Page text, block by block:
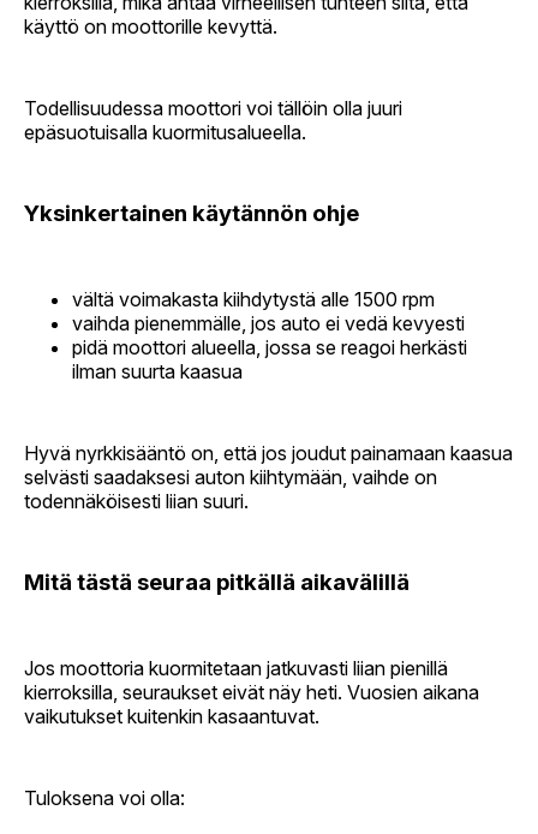
käyttö on moottorille kevyttä.
Todellisuudessa moottori voi tällöin olla juuri
epäsuotuisalla kuormitusalueella.
Yksinkertainen käytännön ohje
vältä voimakasta kiihdytystä alle 1500 rpm
vaihda pienemmälle, jos auto ei vedä kevyesti
pidä moottori alueella, jossa se reagoi herkästi
ilman suurta kaasua
Hyvä nyrkkisääntö on, että jos joudut painamaan kaasua
selvästi saadaksesi auton kiihtymään, vaihde on
todennäköisesti liian suuri.
Mitä tästä seuraa pitkällä aikavälillä
Jos moottoria kuormitetaan jatkuvasti liian pienillä
kierroksilla, seuraukset eivät näy heti. Vuosien aikana
vaikutukset kuitenkin kasaantuvat.
Tuloksena voi olla: